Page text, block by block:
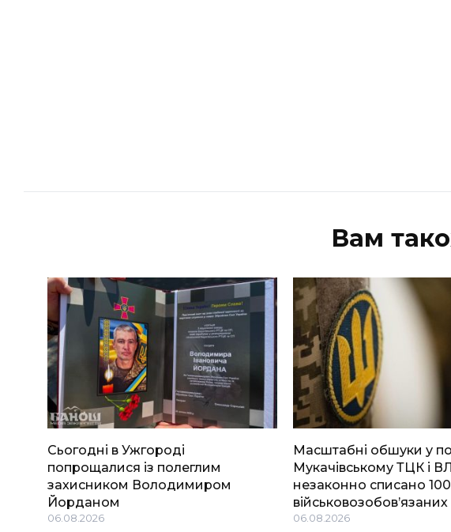
Вам
Сьогодні в Ужгороді
попрощалися із полеглим
захисником Володимиром
Йорданом
06.08.2026
Масштабні обшуки у
Мукачівському ТЦК і
незаконно списано
військовозобов’язаних
06.08.2026